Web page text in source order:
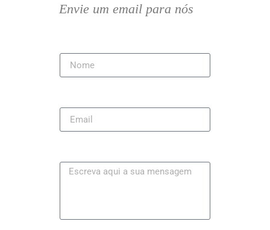
Envie um email para nós